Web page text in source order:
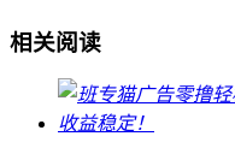
相关阅读